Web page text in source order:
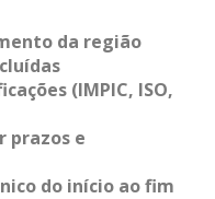
da região
(IMPIC, ISO,
prazos e
do início ao fim